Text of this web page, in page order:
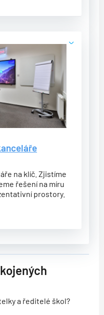
na klíč. Zjistíme
řešení na míru
prostory.
a ředitelé škol?